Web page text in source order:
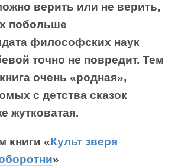
верить или не верить,
побольше
философских наук
точно не повредит. Тем
очень «родная»,
с детства сказок
жутковатая.
книги «Культ зверя
»